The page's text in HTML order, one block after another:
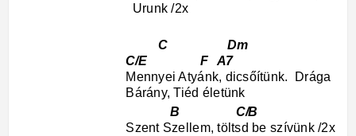
Urunk /2x
C Dm
C/E F A7
Mennyei Atyánk, dicsőítünk. Drága
Bárány, Tiéd életünk
B C/B
Szent Szellem, töltsd be szívünk /2x